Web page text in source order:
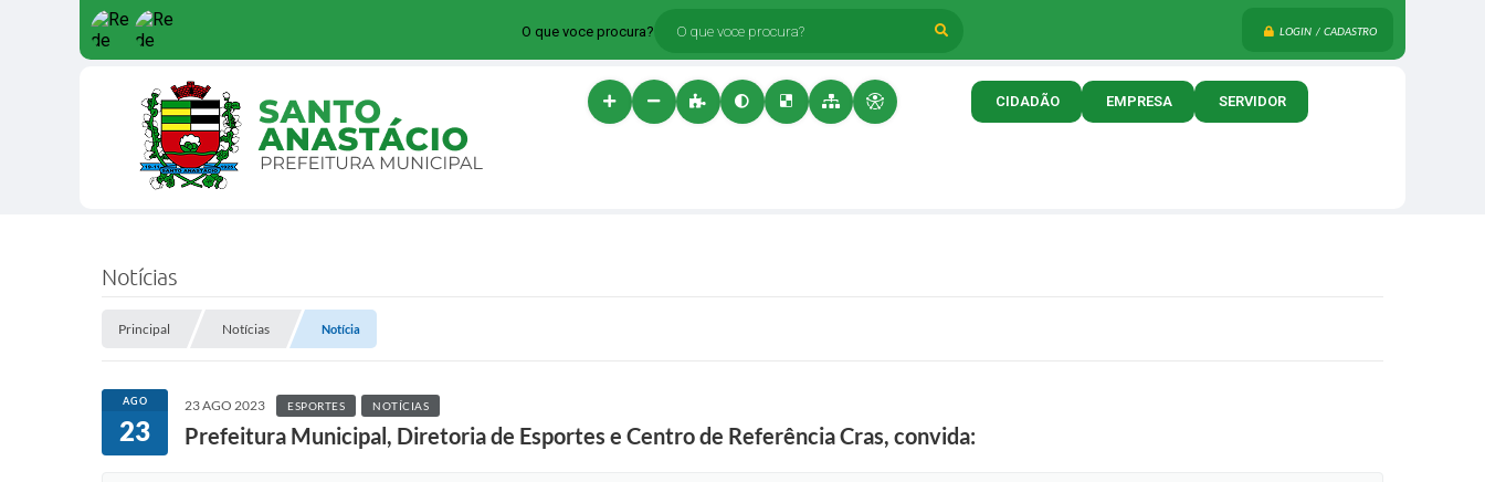
LOGIN / CADASTRO
O que voce procura?
CIDADÃO EMPRESA SERVIDOR
Notícias
Principal Notícias Notícia
AGO
23
23 AGO 2023 ESPORTES NOTÍCIAS
Prefeitura Municipal, Diretoria de Esportes e Centro de Referência Cras, convida: